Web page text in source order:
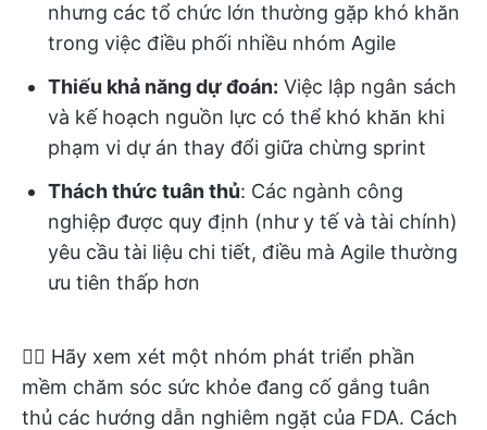
nhưng các tổ chức lớn thường gặp khó khăn
trong việc điều phối nhiều nhóm Agile
Thiếu khả năng dự đoán: Việc lập ngân sách
và kế hoạch nguồn lực có thể khó khăn khi
phạm vi dự án thay đổi giữa chừng sprint
Thách thức tuân thủ: Các ngành công
nghiệp được quy định (như y tế và tài chính)
yêu cầu tài liệu chi tiết, điều mà Agile thường
ưu tiên thấp hơn
👉🏼 Hãy xem xét một nhóm phát triển phần
mềm chăm sóc sức khỏe đang cố gắng tuân
thủ các hướng dẫn nghiêm ngặt của FDA. Cách